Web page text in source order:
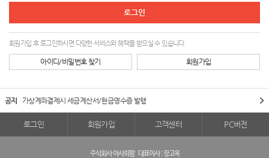
회원가입 후 로그인하시면 다양한 서비스와 혜택을 받으실 수 있습니다.
아이디/비밀번호 찾기 회원가입
공지 가상계좌결제시 세금계산서/현금영수증 발행
로그인 회원가입 고객센터 PC버전
주식회사 아사히팜 대표이사 : 장고옥